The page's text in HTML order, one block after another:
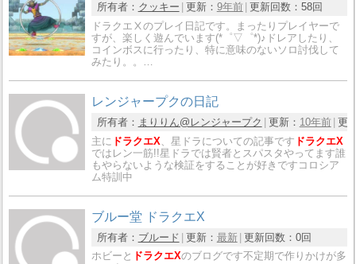
所有者： クッキー 更新： 9年前 更新回数： 58回
ドラクエⅩのプレイ日記です。まったりプレイヤーで
すが、楽しく遊んでいます(*゜▽゜*)♪ドレアしたり、
コインボスに行ったり、特に意味のないソロ討伐して
みたり。。…
レンジャープクの日記
所有者： まりりん@レンジャープク 更新： 10年前 更
主に ドラクエX 、星ドラについての記事です ドラクエX
ではレン一筋!!星ドラでは賢者とスパスタやってます誰
もやらないような検証をすることが好きですコロシア
ム特訓中
ブルー堂 ドラクエX
所有者： ブルード 更新： 最新 更新回数： 0回
ホビーと ドラクエXのブログです不定期で作りかけが多